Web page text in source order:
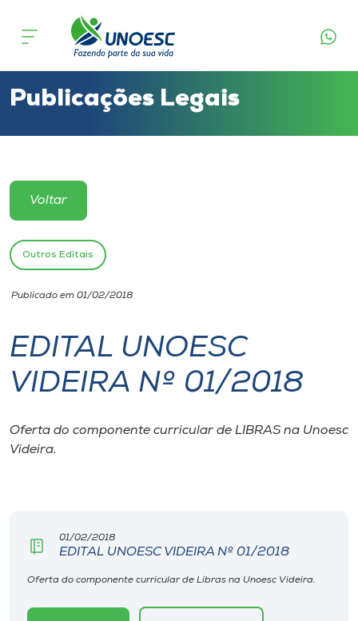
Cursos
Atendimento ao Estudante
Portal de Ensino
Unoesc
Internacionalização
I.nova
Diplomados
CPA
Biblioteca
Publicações Legais
Voltar
Outros Editais
Publicado em 01/02/2018
EDITAL UNOESC
VIDEIRA Nº 01/2018
Oferta do componente curricular de LIBRAS na Unoesc
Videira.
01/02/2018
EDITAL UNOESC VIDEIRA Nº 01/2018
Oferta do componente curricular de Libras na Unoesc Videira.